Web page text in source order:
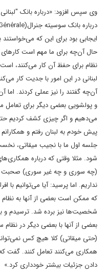
وی سپس افزود: «درباره بانک
درباره بانک سوسیته جنرال
ایجابی بود برای این که می‌خواستند
حال آن‌چه برای ما مهم است کارهای
نظام برای حفظ آن کار می‌کنند،
لبنانی در این امور با جدیت کار
آن‌چه گفتند را نیز عملی کردند. اما
و پولشویی بعضی دیگر برای تعامل
می‌دهیم و اگر چیزی کشف کردیم
پیش خودم به لبنان رفتم و
جلسه اول ما با نجیب میقاتی،
شود. مثلا وقتی که درباره
(چه سوری و چه غیر سوری) صحبت
نداریم. اما پرسید: آیا می‌توانیم با
که ممکن است بعضی از آنها به
شخصیت‌ها نیز برده شد. ترسیدم و
بعضی از آنها با بعضی دیگر در
(حتی میقاتی) کلا هیچ کس نمی‌تواند
همکاری‌ می‌کنند تعامل کنند. گفت که
دادن جزئیات بیشتر خودداری کرد.»